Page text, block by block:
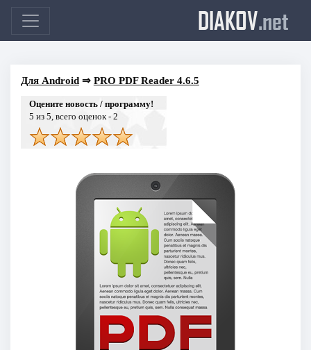
DIAKOV.net
Для Android⇒ PRO PDF Reader 4.6.5
Оцените новость / программу!
5 из 5, всего оценок - 2